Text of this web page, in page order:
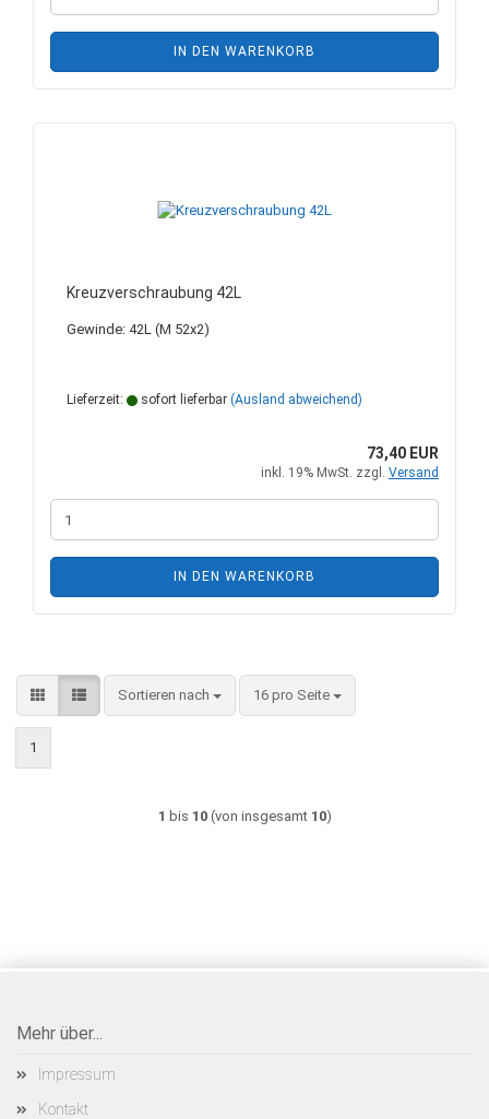
IN DEN WARENKORB
Kreuzverschraubung 42L
Gewinde: 42L (M 52x2)
Lieferzeit: sofort lieferbar (Ausland abweichend)
73,40 EUR
inkl. 19% MwSt. zzgl. Versand
IN DEN WARENKORB
Sortieren nach
Sortieren nach 16 pro Seite
pro Seite
1
1 bis 10(von insgesamt 10)
Mehr über...
Impressum
Kontakt